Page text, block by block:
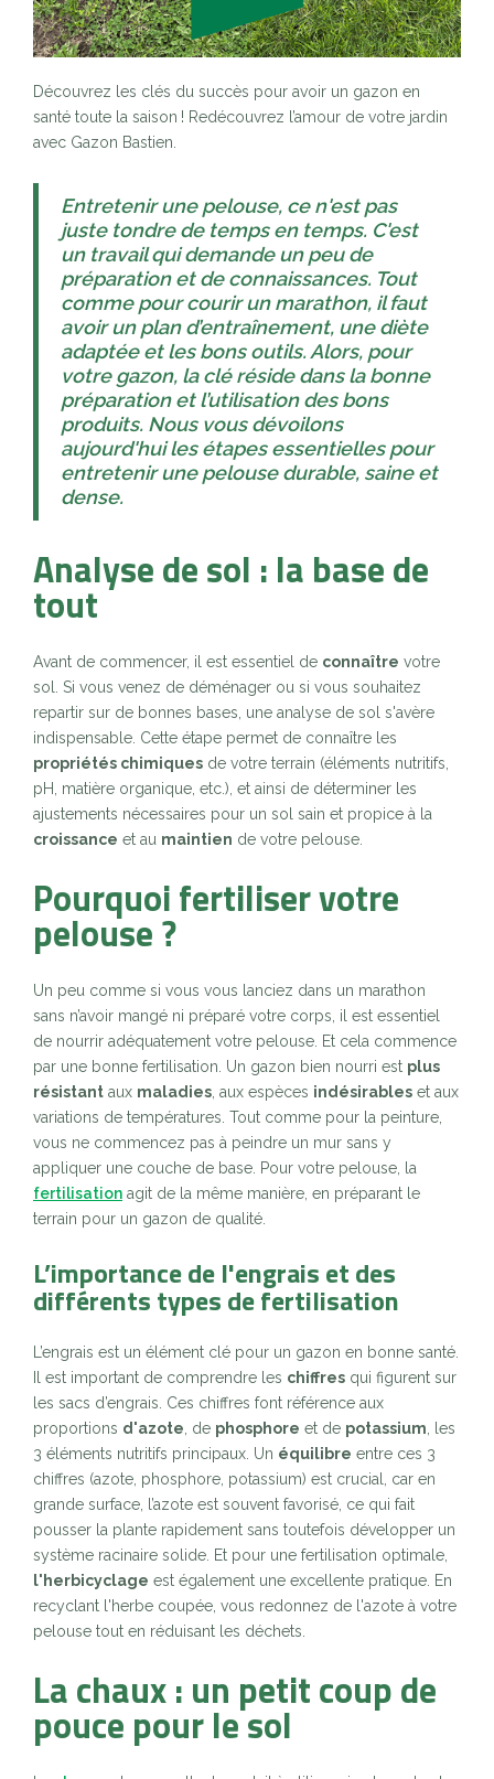
Découvrez les clés du succès pour avoir un gazon en
santé toute la saison ! Redécouvrez l’amour de votre jardin
avec Gazon Bastien.
Entretenir une pelouse, ce n'est pas
juste tondre de temps en temps. C'est
un travail qui demande un peu de
préparation et de connaissances. Tout
comme pour courir un marathon, il faut
avoir un plan d’entraînement, une diète
adaptée et les bons outils. Alors, pour
votre gazon, la clé réside dans la bonne
préparation et l’utilisation des bons
produits. Nous vous dévoilons
aujourd'hui les étapes essentielles pour
entretenir une pelouse durable, saine et
dense.
Analyse de sol : la base de
tout
Avant de commencer, il est essentiel de connaître votre
sol. Si vous venez de déménager ou si vous souhaitez
repartir sur de bonnes bases, une analyse de sol s'avère
indispensable. Cette étape permet de connaître les
propriétés chimiques de votre terrain (éléments nutritifs,
pH, matière organique, etc.), et ainsi de déterminer les
ajustements nécessaires pour un sol sain et propice à la
croissance et au maintien de votre pelouse.
Pourquoi fertiliser votre
pelouse ?
Un peu comme si vous vous lanciez dans un marathon
sans n’avoir mangé ni préparé votre corps, il est essentiel
de nourrir adéquatement votre pelouse. Et cela commence
par une bonne fertilisation. Un gazon bien nourri est plus
résistant aux maladies , aux espèces indésirables et aux
variations de températures. Tout comme pour la peinture,
vous ne commencez pas à peindre un mur sans y
appliquer une couche de base. Pour votre pelouse, la
fertilisation agit de la même manière, en préparant le
terrain pour un gazon de qualité.
L’importance de l'engrais et des
différents types de fertilisation
L’engrais est un élément clé pour un gazon en bonne santé.
Il est important de comprendre les chiffres qui figurent sur
les sacs d’engrais. Ces chiffres font référence aux
proportions d'azote , de phosphore et de potassium , les
3 éléments nutritifs principaux. Un équilibre entre ces 3
chiffres (azote, phosphore, potassium) est crucial, car en
grande surface, l’azote est souvent favorisé, ce qui fait
pousser la plante rapidement sans toutefois développer un
système racinaire solide. Et pour une fertilisation optimale,
l'herbicyclage est également une excellente pratique. En
recyclant l'herbe coupée, vous redonnez de l'azote à votre
pelouse tout en réduisant les déchets.
La chaux : un petit coup de
pouce pour le sol